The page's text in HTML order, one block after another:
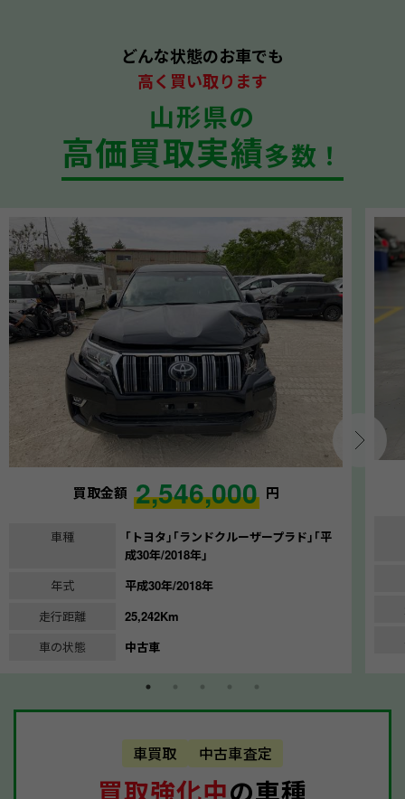
どんな状態のお車でも
高く買い取ります
山形県の
高価買取実績多数！
買取金額 2,546,000 円
車種
｢トヨタ｣｢ランドクルーザープラド｣｢平
成30年/2018年｣
年式
平成30年/2018年
走行距離
25,242Km
車の状態
中古車
車買取 中古車査定
買取強化中の車種